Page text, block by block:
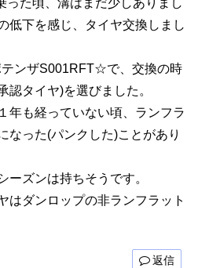
低下を感じ、タイヤ交換しまし
ンザS001RFT☆で、交換の時
認タイヤ)を選びました。
年も経っていない頃、ランフラ
なった(パンクした)ことがあり
ーズンは持ちそうです。
はダンロップの非ランフラット
返信